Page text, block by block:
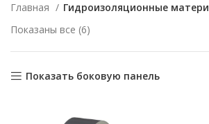
Главная
Гидроизоляционные
Показаны все (6)
Показать боковую панель